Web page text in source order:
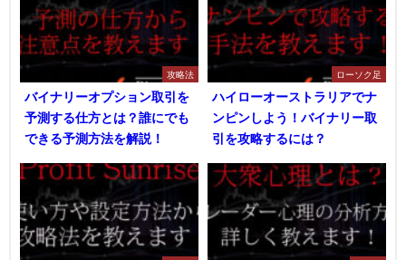
攻略法
バイナリーオプション取引を
予測する仕方とは？誰にでも
できる予測方法を解説！
ローソク足
ハイローオーストラリアでナ
ンピンしよう！バイナリー取
引を攻略するには？